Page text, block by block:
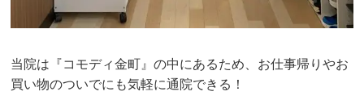
当院は『コモディ金町』の中にあるため、お仕事帰りやお
買い物のついでにも気軽に通院できる！